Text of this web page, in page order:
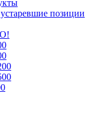
позиции